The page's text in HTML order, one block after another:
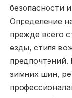
безопасности
Определение
прежде всего
езды, стиля
предпочтений.
зимних шин,